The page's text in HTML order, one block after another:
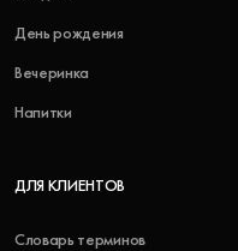
День рождения
Вечеринка
Напитки
ДЛЯ КЛИЕНТОВ
Словарь терминов